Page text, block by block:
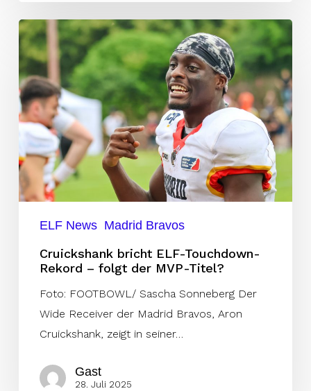
Cruickshank
bricht
ELF-
Touchdown-
Rekord
folgt
der
MVP-
ELF News Madrid Bravos
Cruickshank bricht ELF-Touchdown-
Rekord – folgt der MVP-Titel?
Foto: FOOTBOWL/ Sascha Sonneberg Der
Wide Receiver der Madrid Bravos, Aron
Cruickshank, zeigt in seiner…
Gast
28. Juli 2025